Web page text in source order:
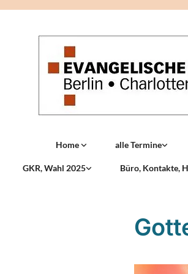
Home alle Termine
GKR, Wahl 2025 Büro, Kontakte,